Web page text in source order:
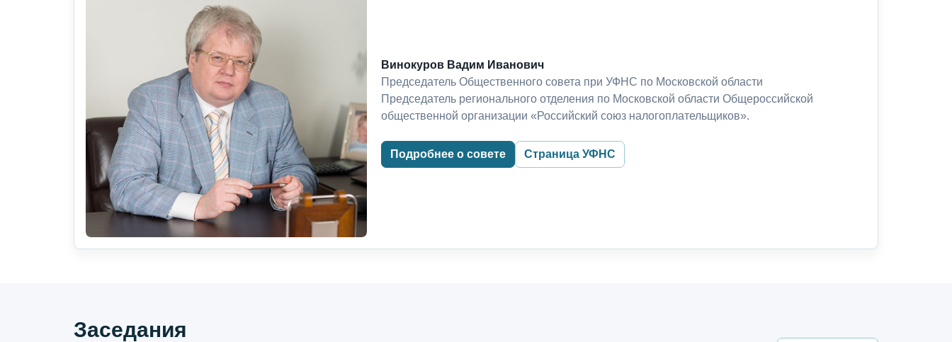
Винокуров Вадим Иванович
Председатель Общественного совета при УФНС по Московской области
Председатель регионального отделения по Московской области Общероссийской
общественной организации «Российский союз налогоплательщиков».
Подробнее о совете Страница УФНС
Заседания